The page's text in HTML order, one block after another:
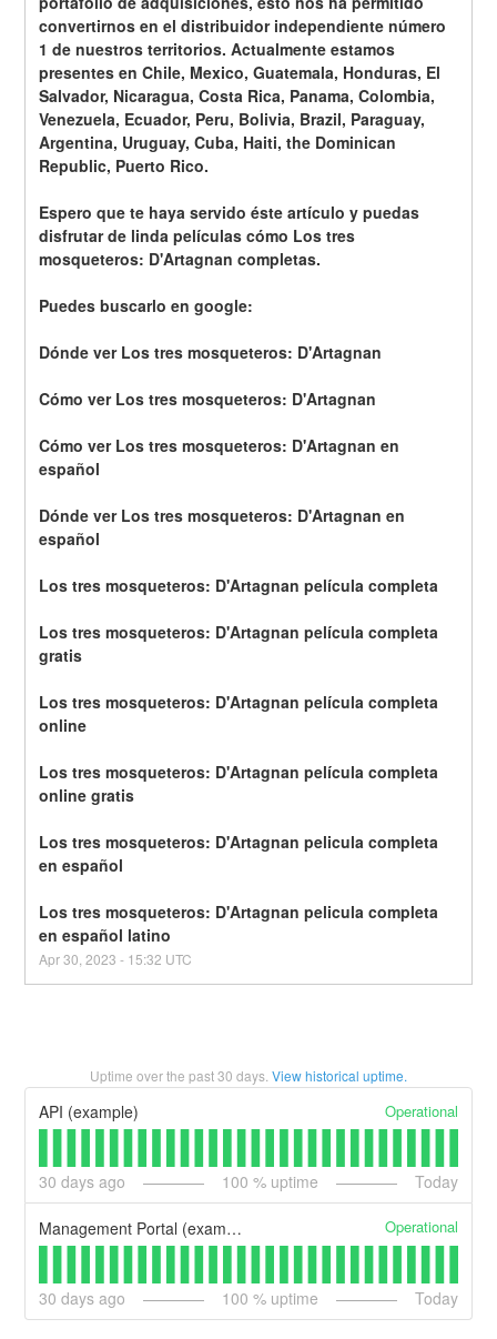
convertirnos en el distribuidor independiente número
1 de nuestros territorios. Actualmente estamos
presentes en Chile, Mexico, Guatemala, Honduras, El
Salvador, Nicaragua, Costa Rica, Panama, Colombia,
Venezuela, Ecuador, Peru, Bolivia, Brazil, Paraguay,
Argentina, Uruguay, Cuba, Haiti, the Dominican
Republic, Puerto Rico.
Espero que te haya servido éste artículo y puedas
disfrutar de linda películas cómo Los tres
mosqueteros: D'Artagnan completas.
Puedes buscarlo en google:
Dónde ver Los tres mosqueteros: D'Artagnan
Cómo ver Los tres mosqueteros: D'Artagnan
Cómo ver Los tres mosqueteros: D'Artagnan en
español
Dónde ver Los tres mosqueteros: D'Artagnan en
español
Los tres mosqueteros: D'Artagnan película completa
Los tres mosqueteros: D'Artagnan película completa
gratis
Los tres mosqueteros: D'Artagnan película completa
online
Los tres mosqueteros: D'Artagnan película completa
online gratis
Los tres mosqueteros: D'Artagnan pelicula completa
en español
Los tres mosqueteros: D'Artagnan pelicula completa
en español latino
Apr30 ,2023 - 15:32 UTC
Uptime over the past30 days. View historical uptime.
API (example) Operational
30 days ago 100 % uptime Today
Management Portal (example) Operational
30 days ago 100 % uptime Today